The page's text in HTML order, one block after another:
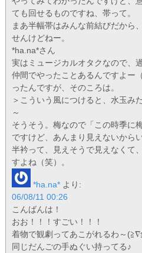
ても回せるものですね、帯って。
まあ半幅帯はみんな前結びだから
せんけどねー。
*ha.na*さん
実はミュージカルオタクなので、
仲間でやったことあるんですよー
ったんですが、そのころは。
＞こういう風につけると、水玉み
～
そうそう。梅なので「この時季に
ですけど、あんまり見えないから
半衿って、見えそうで見えなくて
すよね（笑）。
*ha.na* より:
06/08/11 00:26
こんばんは！
おお！！！すごい！！！
着物で観劇ってあこがれるわ～
同じだんごの手ぬぐい持ってる♪